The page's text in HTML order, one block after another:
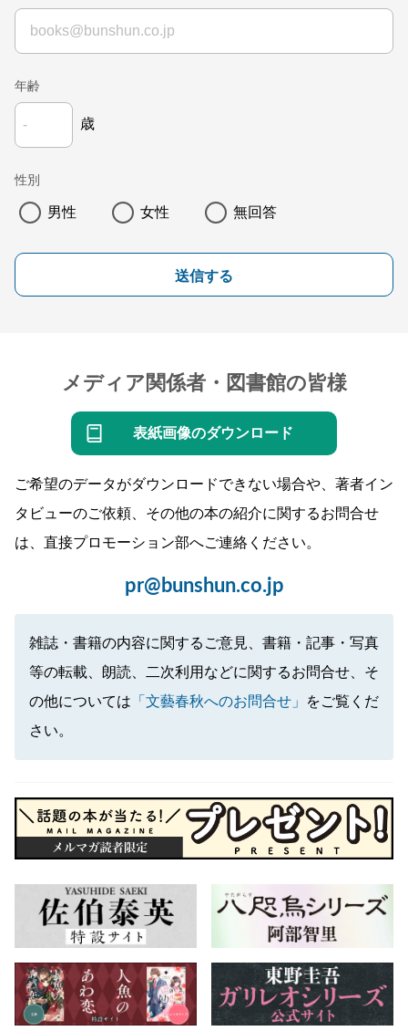
年齢
歳
性別
男性 女性 無回答
送信する
メディア関係者・図書館の皆様
表紙画像のダウンロード
ご希望のデータがダウンロードできない場合や、著者イン
タビューのご依頼、その他の本の紹介に関するお問合せ
は、直接プロモーション部へご連絡ください。
pr@bunshun.co.jp
雑誌・書籍の内容に関するご意見、書籍・記事・写真
等の転載、朗読、二次利用などに関するお問合せ、そ
の他については 「文藝春秋へのお問合せ」
をご覧くだ
さい。